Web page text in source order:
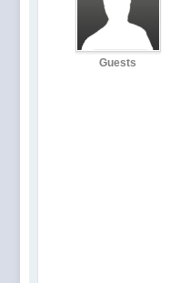
Guests